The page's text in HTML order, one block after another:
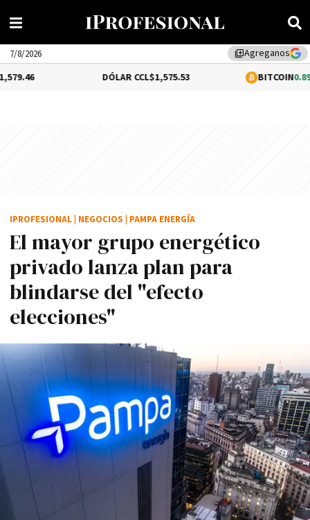
library_addAgreganos
7/8/2026
$1,575.53 0.89%$64,844.93
El mayor grupo energético
privado lanza plan para
blindarse del "efecto
elecciones"
IPROFESIONAL NEGOCIOS PAMPA ENERGÍA